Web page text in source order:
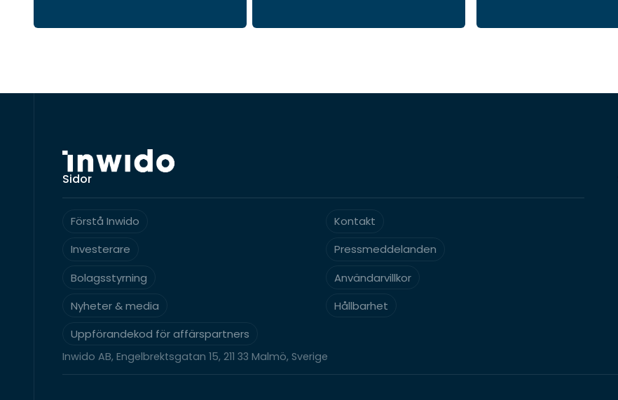
Sidor
Förstå Inwido
Kontakt
Investerare
Pressmeddelanden
Bolagsstyrning
Användarvillkor
Nyheter & media
Hållbarhet
Uppförandekod för affärspartners
Inwido AB, Engelbrektsgatan 15, 211 33 Malmö, Sverige